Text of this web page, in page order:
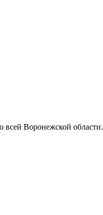
всей Воронежской области.